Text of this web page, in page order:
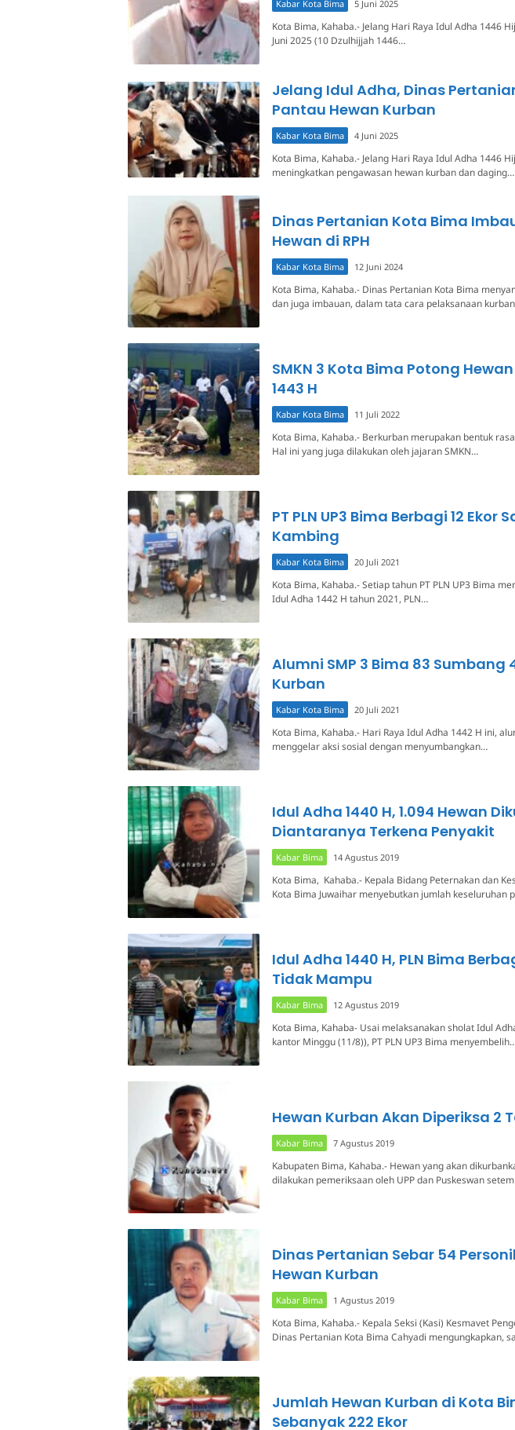
Kabar Kota Bima 5 Juni 2025
Kota Bima, Kahaba.- Jelang Hari Raya Idul Adha 1446
Juni 2025 (10 Dzulhijjah 1446…
Jelang Idul Adha, Dinas
Pantau Hewan Kurban
Kabar Kota Bima 4 Juni 2025
Kota Bima, Kahaba.- Jelang Hari Raya Idul Adha 1446
meningkatkan pengawasan hewan kurban dan daging…
Dinas Pertanian Kota Bima
Hewan di RPH
Kabar Kota Bima 12 Juni 2024
Kota Bima, Kahaba.- Dinas Pertanian Kota Bima
dan juga imbauan, dalam tata cara pelaksanaan
SMKN 3 Kota Bima Potong
1443 H
Kabar Kota Bima 11 Juli 2022
Kota Bima, Kahaba.- Berkurban merupakan bentuk
Hal ini yang juga dilakukan oleh jajaran SMKN…
PT PLN UP3 Bima Berbagi 12 Ekor
Kambing
Kabar Kota Bima 20 Juli 2021
Kota Bima, Kahaba.- Setiap tahun PT PLN UP3 Bima
Idul Adha 1442 H tahun 2021, PLN…
Alumni SMP 3 Bima 83 Sumbang
Kurban
Kabar Kota Bima 20 Juli 2021
Kota Bima, Kahaba.- Hari Raya Idul Adha 1442 H ini,
menggelar aksi sosial dengan menyumbangkan…
Idul Adha 1440 H, 1.094 Hewan
Diantaranya Terkena Penyakit
Kabar Bima 14 Agustus 2019
Kota Bima, Kahaba.- Kepala Bidang Peternakan dan
Kota Bima Juwaihar menyebutkan jumlah keseluruhan
Idul Adha 1440 H, PLN Bima
Tidak Mampu
Kabar Bima 12 Agustus 2019
Kota Bima, Kahaba- Usai melaksanakan sholat Idul
kantor Minggu (11/8)), PT PLN UP3 Bima
Hewan Kurban Akan Diperiksa 2
Kabar Bima 7 Agustus 2019
Kabupaten Bima, Kahaba.- Hewan yang akan
dilakukan pemeriksaan oleh UPP dan Puskeswan
Dinas Pertanian Sebar 54
Hewan Kurban
Kabar Bima 1 Agustus 2019
Kota Bima, Kahaba.- Kepala Seksi (Kasi) Kesmavet
Dinas Pertanian Kota Bima Cahyadi mengungkapkan,
Jumlah Hewan Kurban di Kota
Sebanyak 222 Ekor